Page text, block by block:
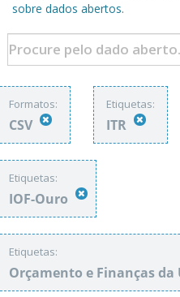
sobre dados abertos.
Formatos:
CSV
Etiquetas:
ITR
Etiquetas:
IOF-Ouro
Etiquetas:
Orçamento e Finanças da